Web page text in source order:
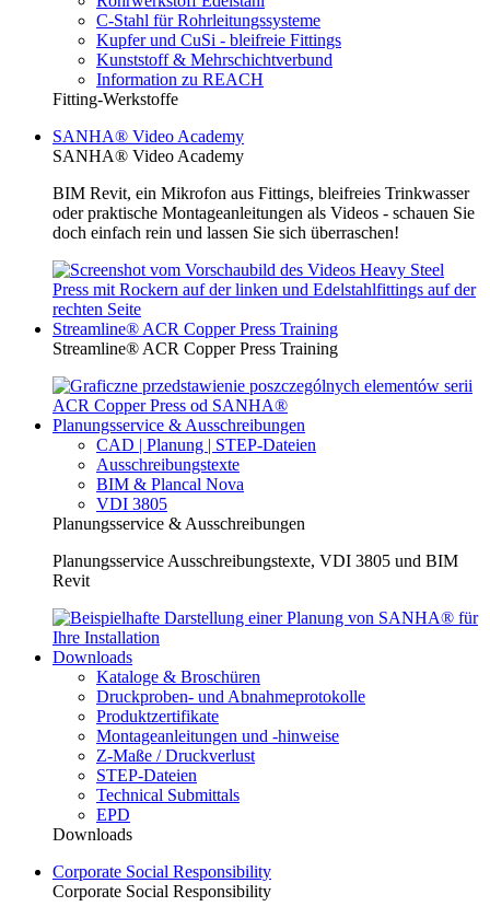
C-Stahl für Rohrleitungssysteme
Kupfer und CuSi - bleifreie Fittings
Kunststoff & Mehrschichtverbund
Information zu REACH
Fitting-Werkstoffe
SANHA® Video Academy
SANHA® Video Academy
BIM Revit, ein Mikrofon aus Fittings, bleifreies Trinkwasser
oder praktische Montageanleitungen als Videos - schauen Sie
doch einfach rein und lassen Sie sich überraschen!
Streamline® ACR Copper Press Training
Streamline® ACR Copper Press Training
Planungsservice & Ausschreibungen
CAD | Planung | STEP-Dateien
Ausschreibungstexte
BIM & Plancal Nova
VDI 3805
Planungsservice & Ausschreibungen
Planungsservice Ausschreibungstexte, VDI 3805 und BIM
Revit
Downloads
Kataloge & Broschüren
Druckproben- und Abnahmeprotokolle
Produktzertifikate
Montageanleitungen und -hinweise
Z-Maße / Druckverlust
STEP-Dateien
Technical Submittals
EPD
Downloads
Corporate Social Responsibility
Corporate Social Responsibility